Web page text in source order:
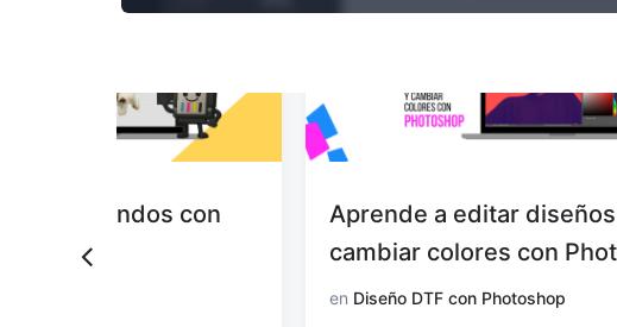
Aprende a editar diseños y
cambiar colores con Photoshop
Diseño DTF con Photoshop